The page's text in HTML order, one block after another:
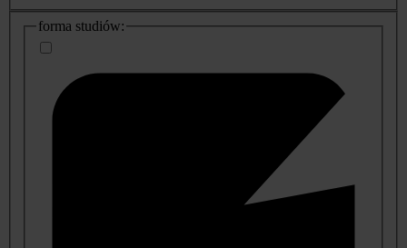
dodatkowe
informacje
forma studiów: